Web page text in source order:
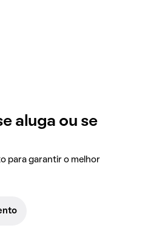
aluga ou se
para garantir o melhor